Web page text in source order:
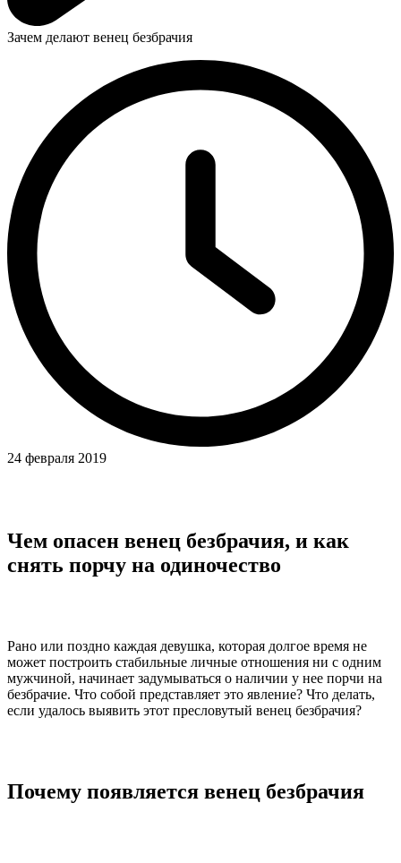
Зачем делают венец безбрачия
24 февраля 2019
Чем опасен венец безбрачия, и как
снять порчу на одиночество
Рано или поздно каждая девушка, которая долгое время не
может построить стабильные личные отношения ни с одним
мужчиной, начинает задумываться о наличии у нее порчи на
безбрачие. Что собой представляет это явление? Что делать,
если удалось выявить этот пресловутый венец безбрачия?
Почему появляется венец безбрачия